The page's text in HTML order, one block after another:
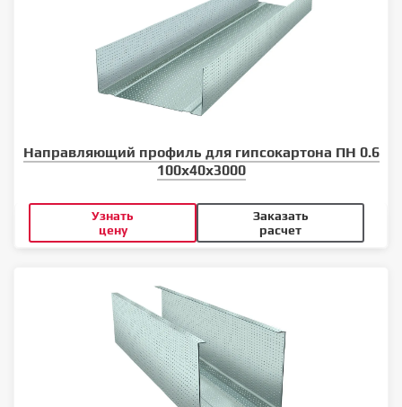
Направляющий профиль для гипсокартона ПН 0.6
100x40x3000
Узнать
цену
Заказать
расчет